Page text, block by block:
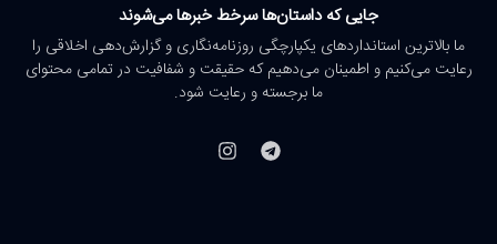
جایی که داستان‌ها سرخط خبرها می‌شوند
ما بالاترین استانداردهای یکپارچگی روزنامه‌نگاری و گزارش‌دهی اخلاقی را
رعایت می‌کنیم و اطمینان می‌دهیم که حقیقت و شفافیت در تمامی محتوای
ما برجسته و رعایت شود.